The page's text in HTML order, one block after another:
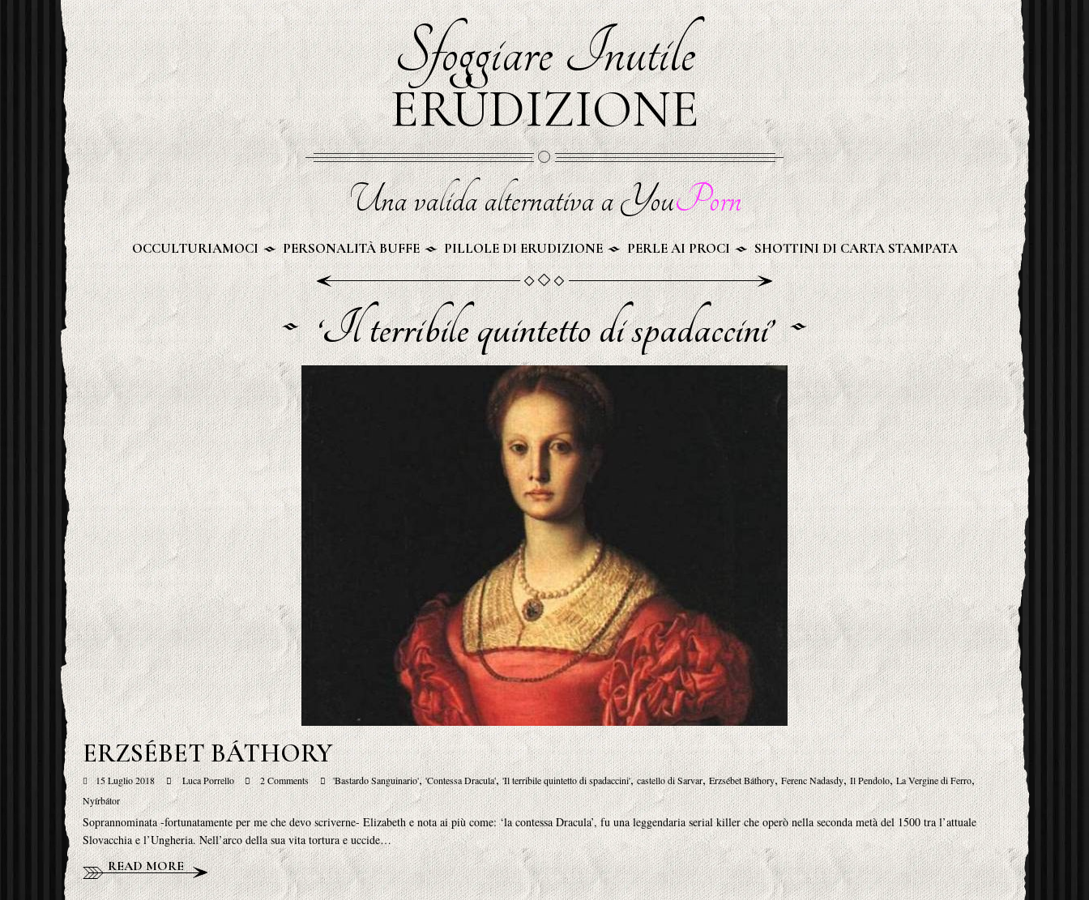
Sfoggiare Inutile
ERUDIZIONE
Una valida alternativa a YouPorn
OCCULTURIAMOCI PERSONALITÀ BUFFE PILLOLE DI ERUDIZIONE PERLE AI PROCI SHOTTINI DI CARTA STAMPATA
‘Il terribile quintetto di spadaccini’
ERZSÉBET BÁTHORY
15 Luglio 2018 Luca Porrello 2 Comments 'Bastardo Sanguinario','Contessa Dracula','Il terribile quintetto di spadaccini',castello di Sarvar,Erzsébet Báthory,Ferenc Nadasdy,Il Pendolo,La Vergine di Ferro,
Nyírbátor
Soprannominata -fortunatamente per me che devo scriverne- Elizabeth e nota ai più come: ‘la contessa Dracula’, fu una leggendaria serial killer che operò nella seconda metà del 1500 tra l’attuale
Slovacchia e l’Ungheria. Nell’arco della sua vita tortura e uccide…
READ MORE